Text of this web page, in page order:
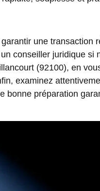
une transaction
conseiller juridique si
(92100), en
examinez
bonne préparation